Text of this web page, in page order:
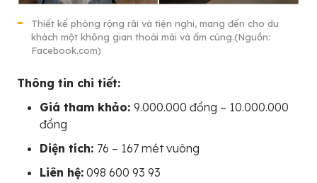
Thiết kế phòng rộng rãi và tiện nghi, mang đến cho du
khách một không gian thoải mái và ấm cúng.(Nguồn:
Facebook.com)
Thông tin chi tiết:
Giá tham khảo: 9.000.000 đồng – 10.000.000
đồng
Diện tích: 76 – 167 mét vuông
Liên hệ: 098 600 93 93